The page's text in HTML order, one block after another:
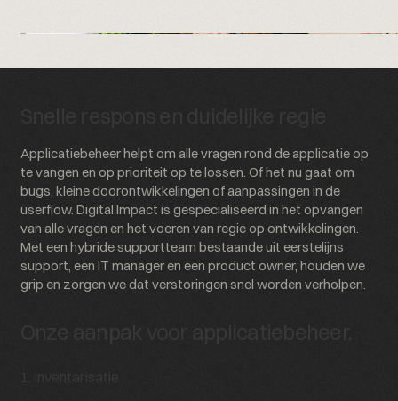
Snelle respons en duidelijke regie
Applicatiebeheer helpt om alle vragen rond de applicatie op
te vangen en op prioriteit op te lossen. Of het nu gaat om
bugs, kleine doorontwikkelingen of aanpassingen in de
userflow. Digital Impact is gespecialiseerd in het opvangen
van alle vragen en het voeren van regie op ontwikkelingen.
Met een hybride supportteam bestaande uit eerstelijns
support, een IT manager en een product owner, houden we
grip en zorgen we dat verstoringen snel worden verholpen.
Onze aanpak voor applicatiebeheer.
1. Inventarisatie